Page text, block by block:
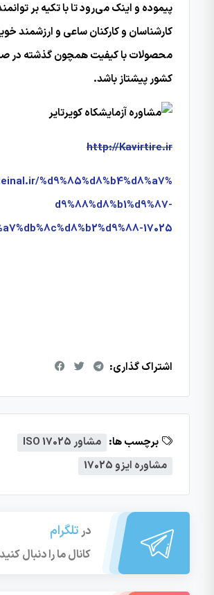
پیموده و اینک می‌رود تا با تکیه بر
کارشناسان و کارکنان ساعی و ارزشمند
محصولات با کیفیت همچون گذشته در
کشور پیشتاز باشد.
http://Kavirtire.ir
%d9%85%d8%b4%d8%a7%
d9%88%d8%b1%d9%87-
17025/
اشتراک گذاری:
برچسب ها: مشاور ISO 17025
مشاوره ایزو 17025
در تلگرام
کانال ما را دنبال